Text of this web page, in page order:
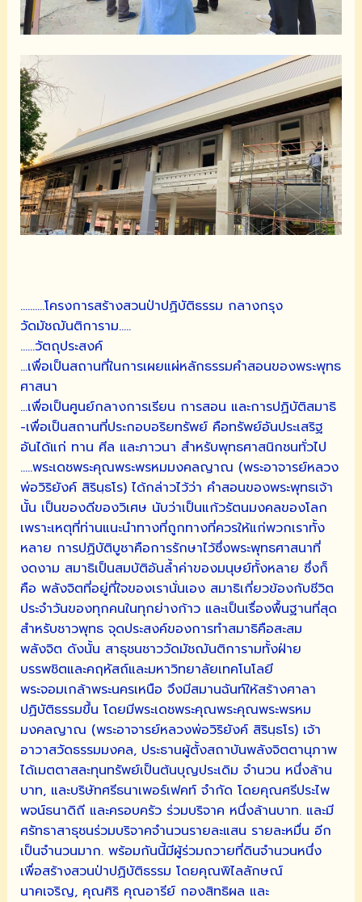
……….โครงการสร้างสวนป่าปฏิบัติธรรม กลางกรุง
วัดมัชฌันติการาม…..
……วัตถุประสงค์
…เพื่อเป็นสถานที่ในการเผยแผ่หลักธรรมคำสอนของพระพุทธ
ศาสนา
…เพื่อเป็นศูนย์กลางการเรียน การสอน และการปฏิบัติสมาธิ
-เพื่อเป็นสถานที่ประกอบอริยทรัพย์ คือทรัพย์อันประเสริฐ
อันได้แก่ ทาน ศีล และภาวนา สำหรับพุทธศาสนิกชนทั่วไป
…..พระเดชพระคุณพระพรหมมงคลญาณ (พระอาจารย์หลวง
พ่อวิริยังค์ สิรินฺธโร) ได้กล่าวไว้ว่า คำสอนของพระพุทธเจ้า
นั้น เป็นของดีของวิเศษ นับว่าเป็นแก้วรัตนมงคลของโลก
เพราะเหตุที่ท่านแนะนำทางที่ถูกทางที่ควรให้แก่พวกเราทั้ง
หลาย การปฏิบัติบูชาคือการรักษาไว้ซึ่งพระพุทธศาสนาที่
งดงาม สมาธิเป็นสมบัติอันล้ำค่าของมนุษย์ทั้งหลาย ซึ่งก็
คือ พลังจิตที่อยู่ที่ใจของเรานั่นเอง สมาธิเกี่ยวข้องกับชีวิต
ประจำวันของทุกคนในทุกย่างก้าว และเป็นเรื่องพื้นฐานที่สุด
สำหรับชาวพุทธ จุดประสงค์ของการทำสมาธิคือสะสม
พลังจิต ดังนั้น สาธุชนชาววัดมัชฌันติการามทั้งฝ่าย
บรรพชิตและคฤหัสถ์และมหาวิทยาลัยเทคโนโลยี
พระจอมเกล้าพระนครเหนือ จึงมีสมานฉันท์ให้สร้างศาลา
ปฏิบัติธรรมขึ้น โดยมีพระเดชพระคุณพระคุณพระพรหม
มงคลญาณ (พระอาจารย์หลวงพ่อวิริยังค์ สิรินฺธโร) เจ้า
อาวาสวัดธรรมมงคล, ประธานผู้ตั้งสถาบันพลังจิตตานุภาพ
ได้เมตตาสละทุนทรัพย์เป็นต้นบุญประเดิม จำนวน หนึ่งล้าน
บาท, และบริษัทศรีธนาเพอร์เฟคท์ จำกัด โดยคุณศรีประไพ
พจน์ธนาดิถี และครอบครัว ร่วมบริจาค หนึ่งล้านบาท. และมี
ศรัทธาสาธุชนร่วมบริจาคจำนวนรายละแสน รายละหมื่น อีก
เป็นจำนวนมาก. พร้อมกันนี้มีผู้ร่วมถวายที่ดินจำนวนหนึ่ง
เพื่อสร้างสวนป่าปฏิบัติธรรม โดยคุณพิไลลักษณ์
นาคเจริญ, คุณศิริ คุณอารีย์ กองสิทธิผล และ